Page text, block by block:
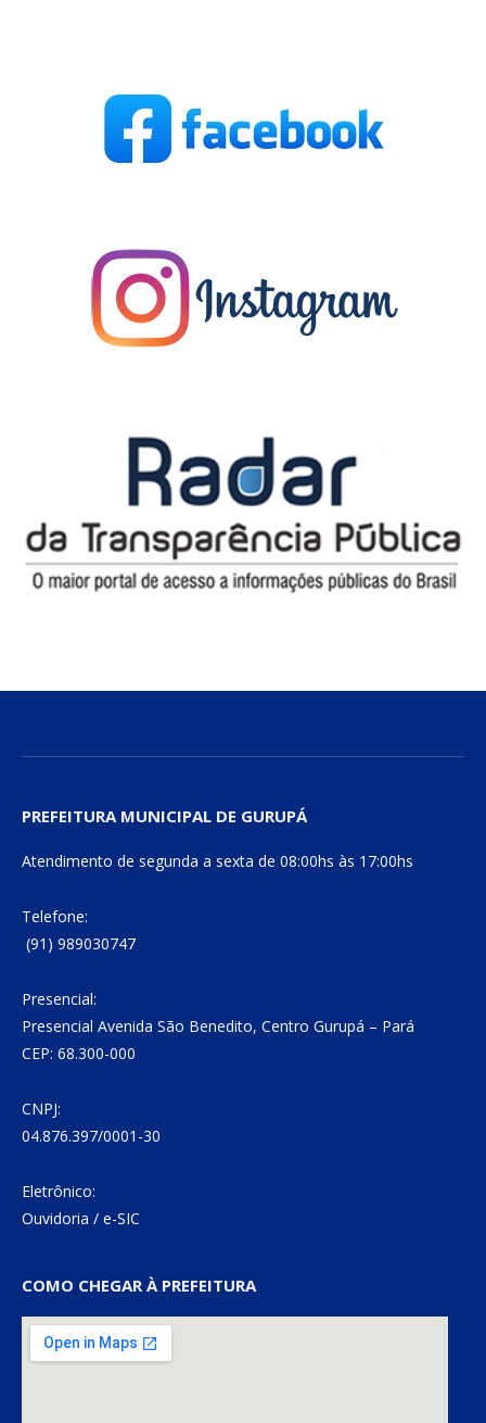
PREFEITURA MUNICIPAL DE GURUPÁ
Atendimento de segunda a sexta de 08:00hs às 17:00hs
Telefone:
(91) 989030747
Presencial:
Presencial Avenida São Benedito, Centro Gurupá – Pará
CEP: 68.300-000
CNPJ:
04.876.397/0001-30
Eletrônico:
Ouvidoria / e-SIC
COMO CHEGAR À PREFEITURA